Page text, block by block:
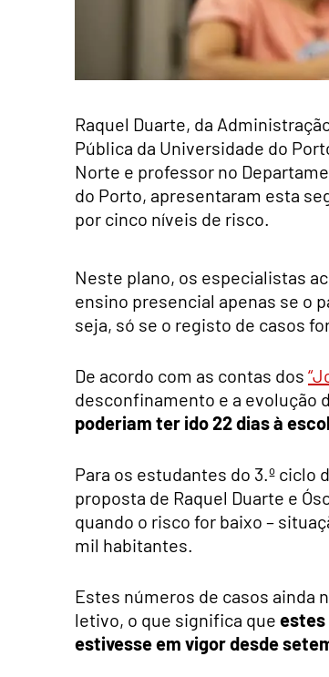
Raquel Duarte, da
Pública da Universidade do
Norte e professor no
do Porto, apresentaram esta
por cinco níveis de risco.
Neste plano, os especialistas
ensino presencial apenas se o
seja, só se o registo de casos
De acordo com as contas dos
desconfinamento e a evolução
poderiam ter ido 22 dias à
Para os estudantes do 3.º ciclo
proposta de Raquel Duarte e
quando o risco for baixo –
mil habitantes.
Estes números de casos ainda
letivo, o que significa que estes
estivesse em vigor desde